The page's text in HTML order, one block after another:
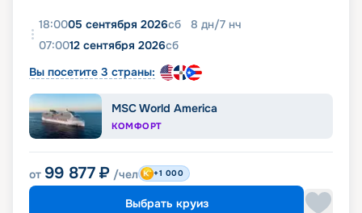
18:0005 сентября 2026сб 8 дн/7 нч
07:0012 сентября 2026сб
Вы посетите 3 страны:
MSC World America
КОМФОРТ
от 99 877 ₽ /чел +1 000
Выбрать круиз